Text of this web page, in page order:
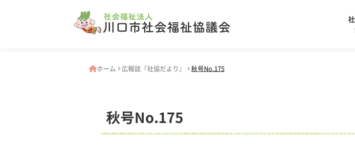
ホーム 広報誌『社協だより』 秋号No.175
秋号No.175